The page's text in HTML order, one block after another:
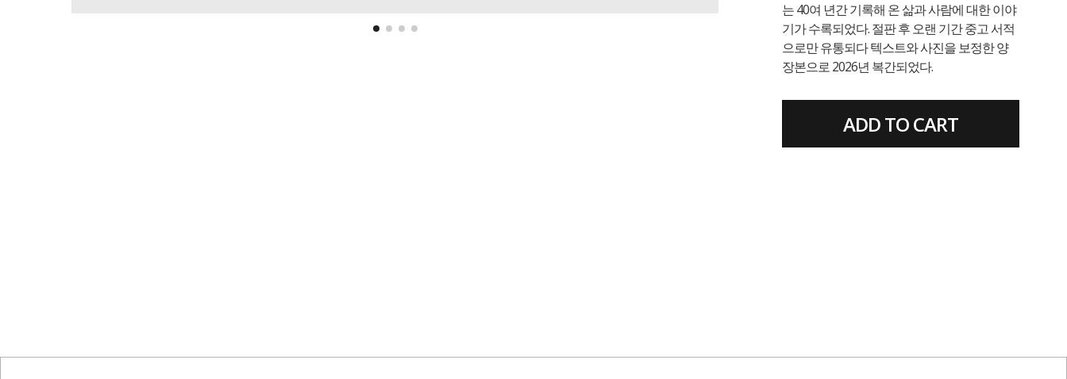
는 40여 년간 기록해 온 삶과 사람에 대한 이야
기가 수록되었다. 절판 후 오랜 기간 중고 서적
으로만 유통되다 텍스트와 사진을 보정한 양
장본으로 2026년 복간되었다.
ADD TO CART